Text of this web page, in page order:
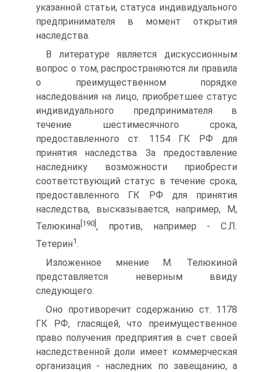
указанной статьи, статуса индивидуального
предпринимателя в момент открытия
наследства.
В литературе является дискуссионным
вопрос о том, распространяются ли правила
о преимущественном порядке
наследования на лицо, приобретшее статус
индивидуального предпринимателя в
течение шестимесячного срока,
предоставленного ст. 1154 ГК РФ для
принятия наследства. За предоставление
наследнику возможности приобрести
соответствующий статус в течение срока,
предоставленного ГК РФ для принятия
наследства, высказывается, например, М,
Телюкина [190] , против, например - С.Л.
Тетерин1.
Изложенное мнение М. Телюкиной
представляется неверным ввиду
следующего.
Оно противоречит содержанию ст. 1178
ГК РФ, гласящей, что преимущественное
право получения предприятия в счет своей
наследственной доли имеет коммерческая
организация - наследник по завещанию, а